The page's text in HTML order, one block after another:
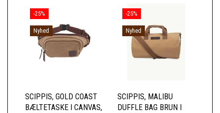
-25%
Nyhed
SCIPPIS, GOLD COAST
BÆLTETASKE I CANVAS,
-25%
Nyhed
SCIPPIS, MALIBU
DUFFLE BAG BRUN I